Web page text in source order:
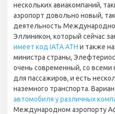
нескольких авиакомпаний,
аэропорт довольно новый,
деятельность
Эллиникон, который сейчас
имеет код IATA ATH и также
министра страны,
очень современный, со
для пассажиров, и есть
наземного транспорта.
автомобиля у различных
Международном аэропорту